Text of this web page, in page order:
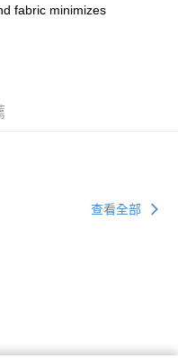
運費
fabric minimizes
查看全部